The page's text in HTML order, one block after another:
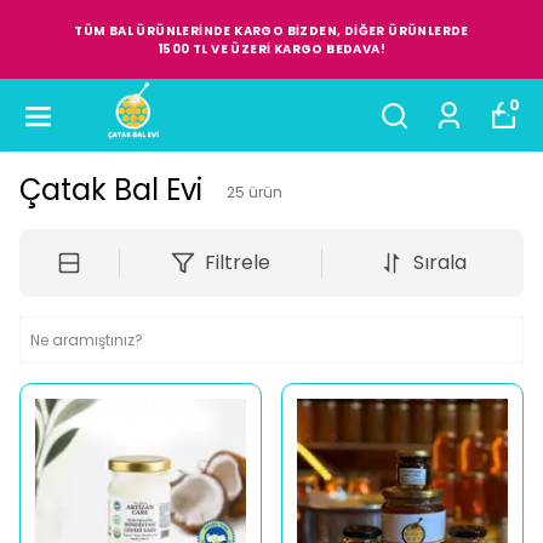
TÜM BAL ÜRÜNLERİNDE KARGO BİZDEN, DİĞER ÜRÜNLERDE
1500 TL VE ÜZERİ KARGO BEDAVA!
0
Çatak Bal Evi 25 ürün
Filtrele Sırala